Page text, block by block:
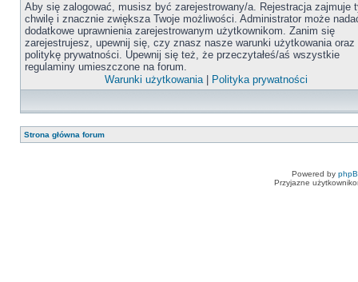
Aby się zalogować, musisz być zarejestrowany/a. Rejestracja zajmuje
chwilę i znacznie zwiększa Twoje możliwości. Administrator może
dodatkowe uprawnienia zarejestrowanym użytkownikom. Zanim się
zarejestrujesz, upewnij się, czy znasz nasze warunki użytkowania oraz
politykę prywatności. Upewnij się też, że przeczytałeś/aś wszystkie
regulaminy umieszczone na forum.
Warunki użytkowania| Polityka prywatności
Strona główna forum
Powered by
Przyjazne